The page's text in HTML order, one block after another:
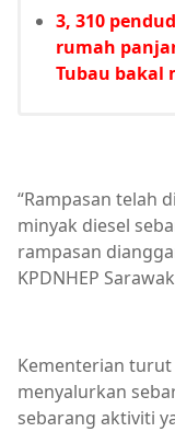
3, 310
rumah
Tubau bakal
“Rampasan telah
minyak diesel
rampasan
KPDNHEP
Kementerian
menyalurkan
sebarang aktiviti